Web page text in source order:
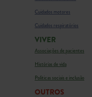
Cuidados motores
Cuidados respiratórios
VIVER
Associações de pacientes
Histórias de vida
Políticas sociais e inclusão
OUTROS